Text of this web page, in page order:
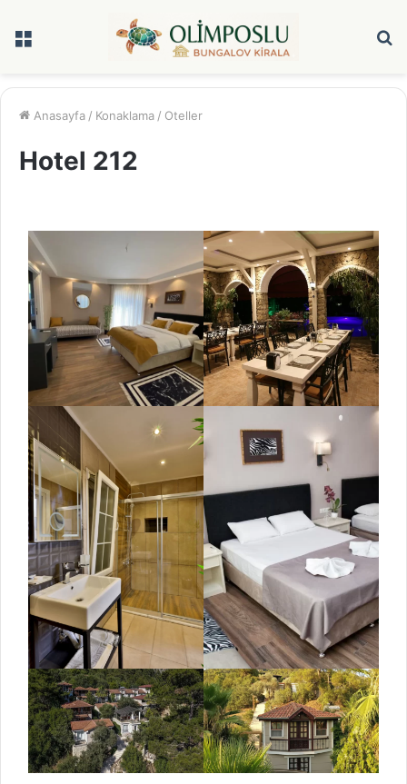
Menü
...
Anasayfa / Konaklama / Oteller
Hotel 212